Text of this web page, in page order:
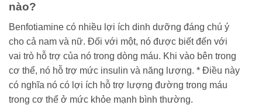
nào?
Benfotiamine có nhiều lợi ích dinh dưỡng đáng chú ý
cho cả nam và nữ. Đối với một, nó được biết đến với
vai trò hỗ trợ của nó trong dòng máu. Khi vào bên trong
cơ thể, nó hỗ trợ mức insulin và năng lượng. * Điều này
có nghĩa nó có lợi ích hỗ trợ lượng đường trong máu
trong cơ thể ở mức khỏe mạnh bình thường.